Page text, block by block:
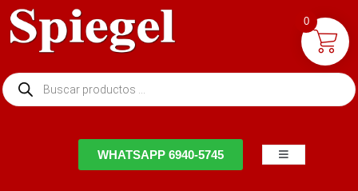
WHATSAPP 6940-5745
0